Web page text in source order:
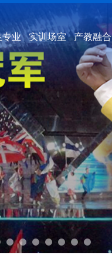
专业 实训场室 产教融合